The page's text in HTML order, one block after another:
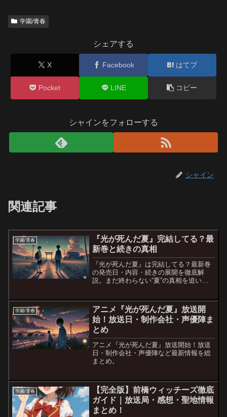
学園/青春
シェアする
X Facebook はてブ
Pocket LINE コピー
シャインをフォローする
シャイン
関連記事
学園/青春
『光が死んだ夏』完結してる？最
新巻と続きの真相
『光が死んだ夏』は完結してる？最新巻
の発売日・内容・続きの展開を徹底解
説。まだ終わらない“夏”の真相を追いま
学園/青春
アニメ『光が死んだ夏』放送開
始！放送日・制作会社・声優陣ま
とめ
アニメ『光が死んだ夏』放送開始！放送
日・制作会社・声優陣など最新情報を総
まとめ。
学園/青春
【完全版】前橋ウィッチーズ徹底
ガイド｜放送局・感想・聖地情報
まとめ！